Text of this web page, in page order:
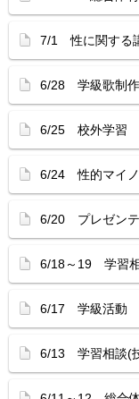
7/1 性に関する
6/28 学級歌制作
6/25 校外学習
6/24 性的マイノ
6/20 プレゼンテ
6/18～19 学習
6/17 学級活動
6/13 学習相談(